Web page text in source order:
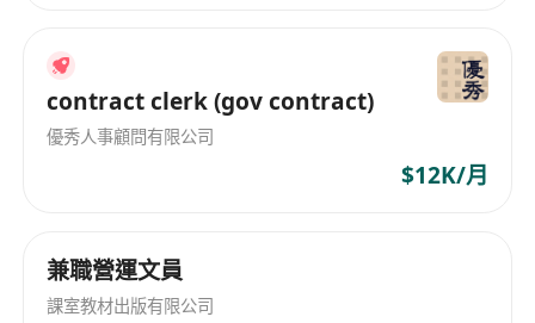
contract clerk (gov contract)
優秀人事顧問有限公司
$12K/月
兼職營運文員
課室教材出版有限公司